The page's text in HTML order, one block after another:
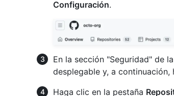
Configuración.
En la sección "Seguridad" de
desplegable y, a continuación,
Haga clic en la pestaña